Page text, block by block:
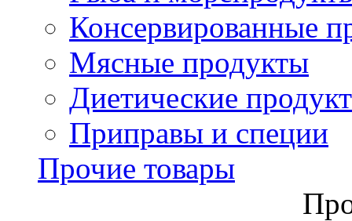
Консервированные
Мясные продукты
Диетические
Приправы и специи
Прочие товары